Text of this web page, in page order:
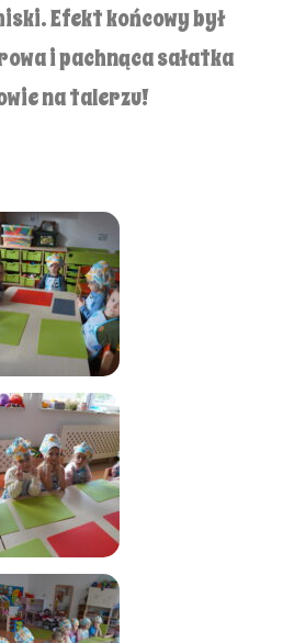
Efekt końcowy był
i pachnąca sałatka
na talerzu!